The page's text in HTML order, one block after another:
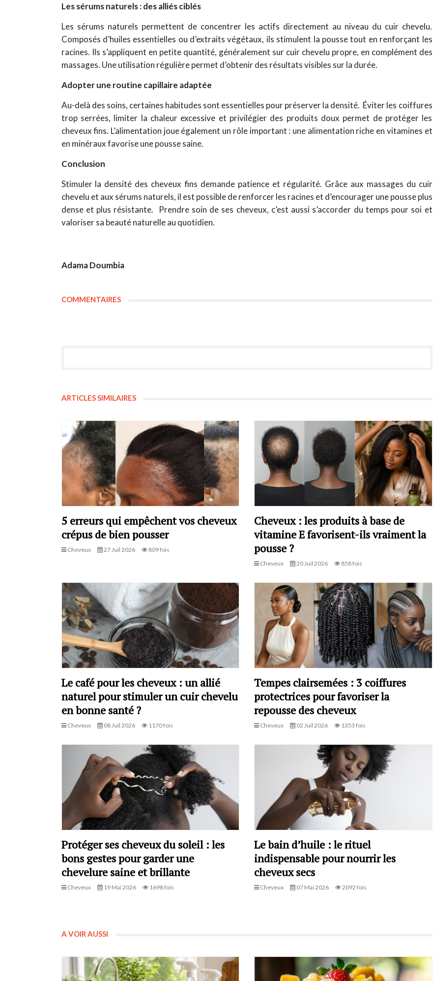
Les sérums naturels : des alliés ciblés
Les sérums naturels permettent de concentrer les actifs directement au niveau du cuir chevelu.
Composés d’huiles essentielles ou d’extraits végétaux, ils stimulent la pousse tout en renforçant les
racines. Ils s’appliquent en petite quantité, généralement sur cuir chevelu propre, en complément des
massages. Une utilisation régulière permet d’obtenir des résultats visibles sur la durée.
Adopter une routine capillaire adaptée
Au-delà des soins, certaines habitudes sont essentielles pour préserver la densité. Éviter les coiffures
trop serrées, limiter la chaleur excessive et privilégier des produits doux permet de protéger les
cheveux fins. L’alimentation joue également un rôle important : une alimentation riche en vitamines et
en minéraux favorise une pousse saine.
Conclusion
Stimuler la densité des cheveux fins demande patience et régularité. Grâce aux massages du cuir
chevelu et aux sérums naturels, il est possible de renforcer les racines et d’encourager une pousse plus
dense et plus résistante.
Prendre soin de ses cheveux, c’est aussi s’accorder du temps pour soi et
valoriser sa beauté naturelle au quotidien.
Adama Doumbia
COMMENTAIRES
ARTICLES SIMILAIRES
5 erreurs qui empêchent vos cheveux
crépus de bien pousser
Cheveux 27 Juil 2026 809 fois
Cheveux : les produits à base de
vitamine E favorisent-ils vraiment la
pousse ?
Cheveux 20 Juil 2026 858 fois
Le café pour les cheveux : un allié
naturel pour stimuler un cuir chevelu
en bonne santé ?
Cheveux 08 Juil 2026 1170 fois
Tempes clairsemées : 3 coiffures
protectrices pour favoriser la
repousse des cheveux
Cheveux 02 Juil 2026 1353 fois
Protéger ses cheveux du soleil : les
bons gestes pour garder une
chevelure saine et brillante
Cheveux 19 Mai 2026 1698 fois
Le bain d’huile : le rituel
indispensable pour nourrir les
cheveux secs
Cheveux 07 Mai 2026 2092 fois
A VOIR AUSSI